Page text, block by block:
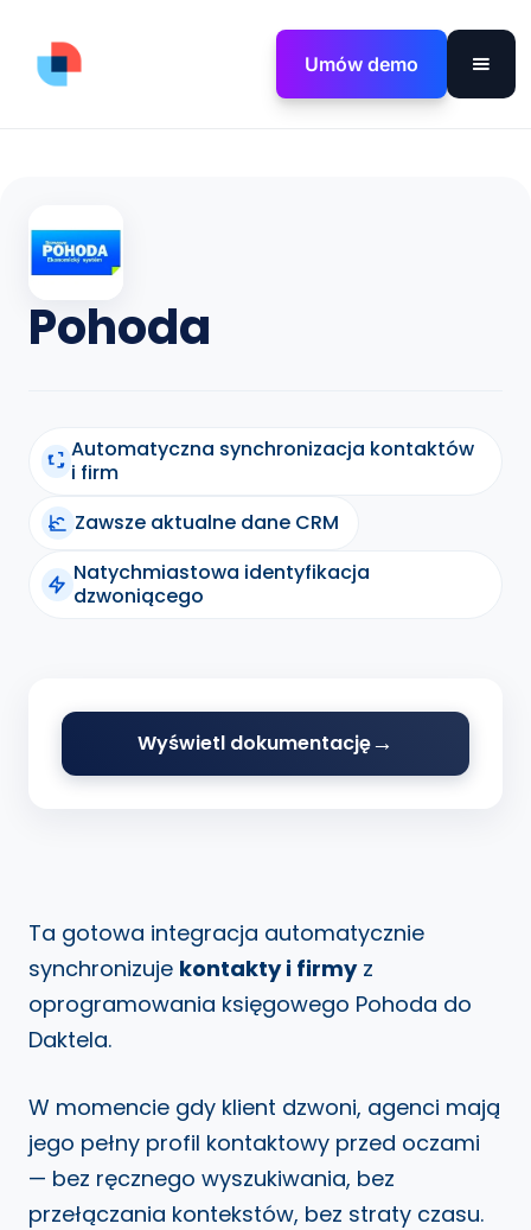
Umów demo
Pohoda
Automatyczna synchronizacja kontaktów
i firm
Zawsze aktualne dane CRM
Natychmiastowa identyfikacja
dzwoniącego
Ta gotowa integracja automatycznie
synchronizuje kontakty i firmyz
oprogramowania księgowego Pohoda do
Daktela.
W momencie gdy klient dzwoni, agenci mają
jego pełny profil kontaktowy przed oczami
— bez ręcznego wyszukiwania, bez
przełączania kontekstów, bez straty czasu.
Wyświetl dokumentację